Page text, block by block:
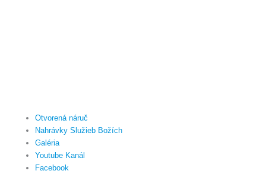
Otvorená náruč
Nahrávky Služieb Božích
Galéria
Youtube Kanál
Facebook